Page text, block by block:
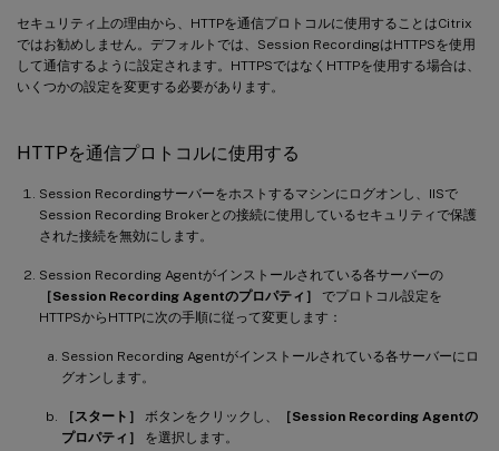
セキュリティ上の理由から、HTTPを通信プロトコルに使用することはCitrix
ではお勧めしません。デフォルトでは、Session RecordingはHTTPSを使用
して通信するように設定されます。HTTPSではなくHTTPを使用する場合は、
いくつかの設定を変更する必要があります。
HTTPを通信プロトコルに使用する
Session Recordingサーバーをホストするマシンにログオンし、IISで
Session Recording Brokerとの接続に使用しているセキュリティで保護
された接続を無効にします。
Session Recording Agentがインストールされている各サーバーの
［Session Recording Agentのプロパティ］
でプロトコル設定を
HTTPSからHTTPに次の手順に従って変更します：
Session Recording Agentがインストールされている各サーバーにロ
グオンします。
［スタート］ ボタンをクリックし、
［Session Recording Agentの
プロパティ］
を選択します。